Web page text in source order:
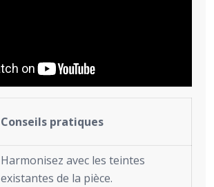
Conseils pratiques
Harmonisez avec les teintes
existantes de la pièce.